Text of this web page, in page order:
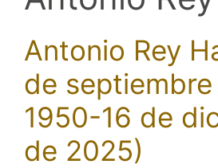
Antonio Rey
de
1950-16 de
de 2025)